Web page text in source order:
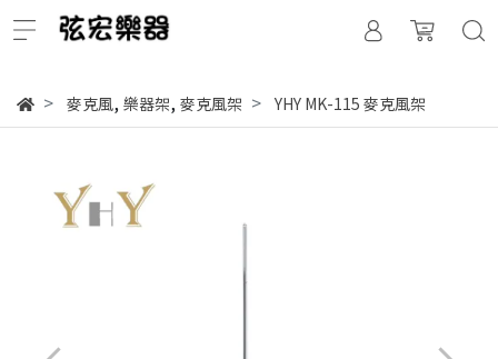
麥克風, 樂器架, 麥克風架 YHY MK-115 麥克風架